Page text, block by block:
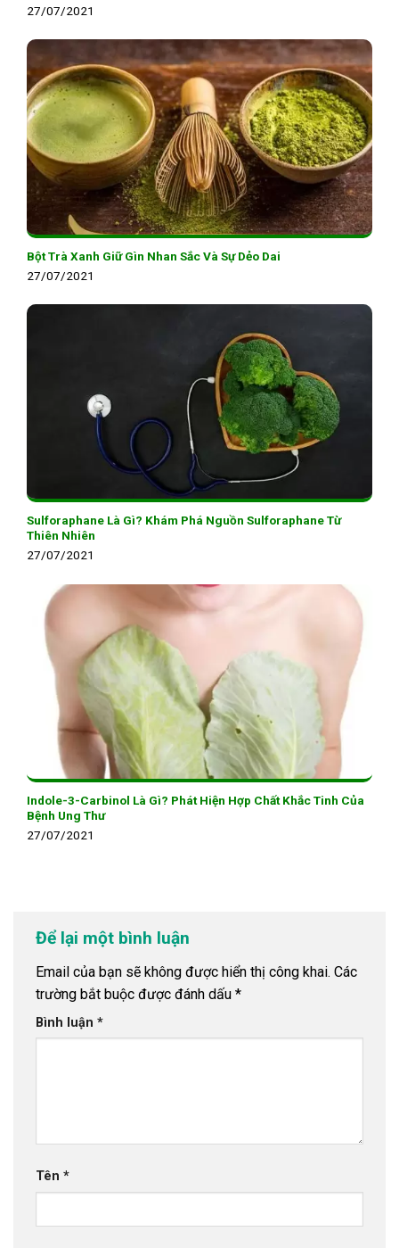
27/07/2021
Bột Trà Xanh Giữ Gìn Nhan Sắc Và Sự Dẻo Dai
27/07/2021
Sulforaphane Là Gì? Khám Phá Nguồn Sulforaphane Từ
Thiên Nhiên
27/07/2021
Indole-3-Carbinol Là Gì? Phát Hiện Hợp Chất Khắc Tinh Của
Bệnh Ung Thư
27/07/2021
Để lại một bình luận
Email của bạn sẽ không được hiển thị công khai. Các
trường bắt buộc được đánh dấu *
Bình luận *
Tên *